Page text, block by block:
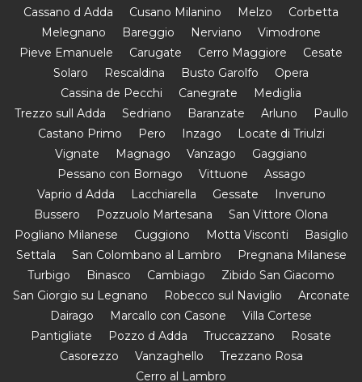
Cassano d Adda
Cusano Milanino Melzo
Corbetta
Melegnano
Bareggio Nerviano
Vimodrone
Pieve Emanuele
Carugate Cerro Maggiore
Cesate
Solaro
Rescaldina Busto Garolfo
Opera
Cassina de Pecchi
Canegrate
Mediglia
Trezzo sull Adda
Sedriano Baranzate Arluno
Paullo
Castano Primo
Pero Inzago
Locate di Triulzi
Vignate
Magnago Vanzago
Gaggiano
Pessano con Bornago
Vittuone
Assago
Vaprio d Adda
Lacchiarella Gessate
Inveruno
Bussero
Pozzuolo Martesana
San Vittore Olona
Pogliano Milanese
Cuggiono Motta Visconti
Basiglio
Settala
San Colombano al Lambro
Pregnana Milanese
Turbigo
Binasco Cambiago
Zibido San Giacomo
San Giorgio su Legnano
Robecco sul Naviglio
Arconate
Dairago
Marcallo con Casone
Villa Cortese
Pantigliate
Pozzo d Adda Truccazzano
Rosate
Casorezzo
Vanzaghello
Trezzano Rosa
Cerro al Lambro